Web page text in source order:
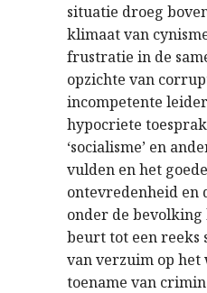
situatie droeg
klimaat van
frustratie in de
opzichte van
incompetente
hypocriete
‘socialisme’ en
vulden en het
ontevredenheid en
onder de
beurt tot een reeks
van verzuim op het
toename van